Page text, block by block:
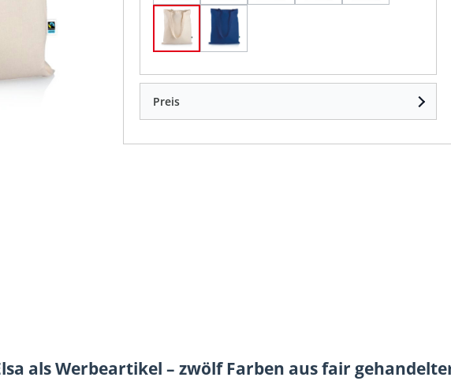
nature royal
Preis
als Werbeartikel – zwölf Farben aus fair